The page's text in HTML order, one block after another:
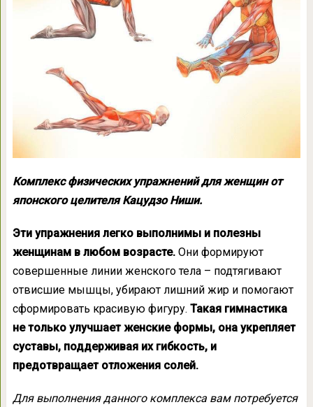
Комплекс физических упражнений для женщин от
японского целителя Кацудзо Ниши.
Эти упражнения легко выполнимы и полезны
женщинам в любом возрасте. Они формируют
совершенные линии женского тела – подтягивают
отвисшие мышцы, убирают лишний жир и помогают
сформировать красивую фигуру. Такая гимнастика
не только улучшает женские формы, она укрепляет
суставы, поддерживая их гибкость, и
предотвращает отложения солей.
Для выполнения данного комплекса вам потребуется